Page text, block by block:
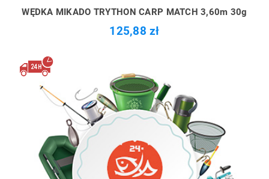
WĘDKA MIKADO TRYTHON CARP MATCH 3,60m 30g
125,88 zł